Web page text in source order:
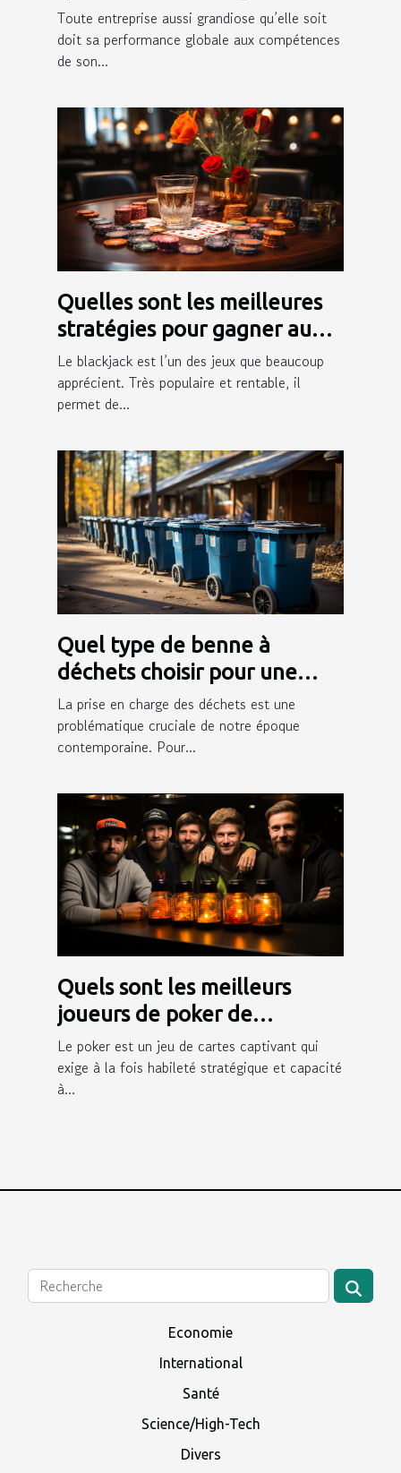
juridiques qui l’encadrent ?
Toute entreprise aussi grandiose qu’elle soit
doit sa performance globale aux compétences
de son...
Quelles sont les meilleures
stratégies pour gagner au
blackjack ?
Le blackjack est l’un des jeux que beaucoup
apprécient. Très populaire et rentable, il
permet de...
Quel type de benne à
déchets choisir pour une
gestion efficace des déchets
?
La prise en charge des déchets est une
problématique cruciale de notre époque
contemporaine. Pour...
Quels sont les meilleurs
joueurs de poker de
Winamax ?
Le poker est un jeu de cartes captivant qui
exige à la fois habileté stratégique et capacité
à...
Economie
International
Santé
Science/High-Tech
Divers